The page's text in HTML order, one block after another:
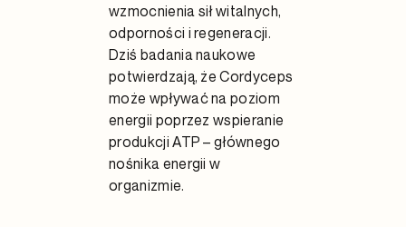
wzmocnienia sił witalnych,
odporności i regeneracji.
Dziś badania naukowe
potwierdzają, że Cordyceps
może wpływać na poziom
energii poprzez wspieranie
produkcji ATP – głównego
nośnika energii w
organizmie.